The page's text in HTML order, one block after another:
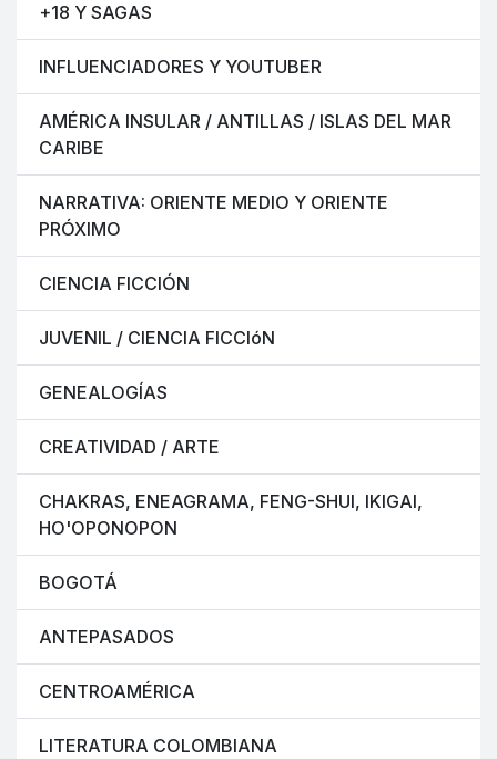
+18 Y SAGAS
INFLUENCIADORES Y YOUTUBER
AMÉRICA INSULAR / ANTILLAS / ISLAS DEL MAR
CARIBE
NARRATIVA: ORIENTE MEDIO Y ORIENTE
PRÓXIMO
CIENCIA FICCIÓN
JUVENIL / CIENCIA FICCIóN
GENEALOGÍAS
CREATIVIDAD / ARTE
CHAKRAS, ENEAGRAMA, FENG-SHUI, IKIGAI,
HO'OPONOPON
BOGOTÁ
ANTEPASADOS
CENTROAMÉRICA
LITERATURA COLOMBIANA